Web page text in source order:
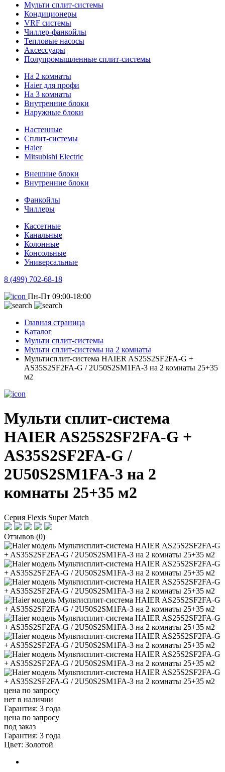
Мульти сплит-системы
Кондиционеры
VRF системы
Чиллер-фанкойлы
Тепловые насосы
Аксессуары
Полупромышленные сплит-системы
На 2 комнаты
Haier для профи
На 3 комнаты
Внутренние блоки
Наружные блоки
Настенные
Сплит-системы
Haier
Mitsubishi Electric
Внешние блоки
Внутренние блоки
Фанкойлы
Чиллеры
Кассетные
Канальные
Колонные
Консольные
Универсальные
8 (499) 702-68-18
Пн-Пт 09:00-18:00
Главная страница
Каталог
Мульти сплит-системы
Мульти сплит-системы на 2 комнаты
Мультисплит-система HAIER AS25S2SF2FA-G +
AS35S2SF2FA-G / 2U50S2SM1FA-3 на 2 комнаты 25+35
м2
Мульти сплит-система
HAIER AS25S2SF2FA-G +
AS35S2SF2FA-G /
2U50S2SM1FA-3 на 2
комнаты 25+35 м2
Серия Flexis Super Match
Отзывов (0)
цена по запросу
нет в наличии
Гарантия: 3 года
цена по запросу
под заказ
Гарантия: 3 года
Цвет: Золотой